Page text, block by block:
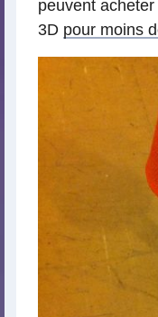
peuvent
3D pour moins